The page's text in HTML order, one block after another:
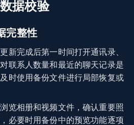
据校验
完整性
更新完成后第一时间打开通讯录、
联系人数量和最近的聊天记录是
时使用备份文件进行局部恢复或
浏览相册和视频文件，确认重要照
必要时用备份中的预览功能逐项